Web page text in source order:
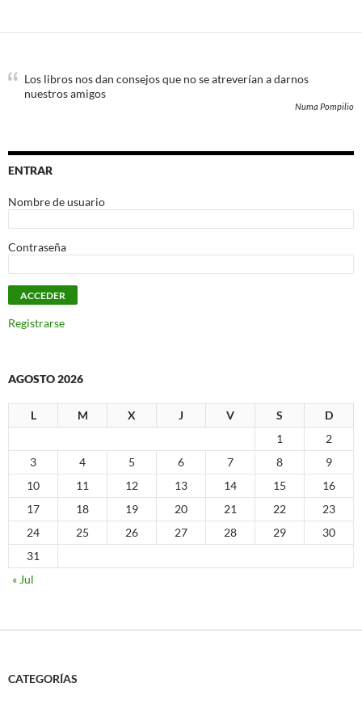
Los libros nos dan consejos que no se atreverían a darnos
nuestros amigos
Numa Pompilio
ENTRAR
Nombre de usuario
Contraseña
Registrarse
AGOSTO 2026
L M X J V S
D
1
2
3
4 5 6 7 8
9
10
11 12 13 14 15
16
17
18 19 20 21 22
23
24
25 26 27 28 29
30
31
« Jul
CATEGORÍAS